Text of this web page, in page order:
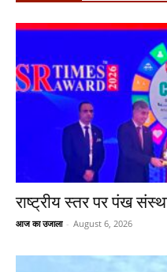
राष्ट्रीय स्तर पर पंख
आज का उजाला - August 6, 2026